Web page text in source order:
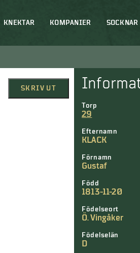
KNEKTAR KOMPANIER SOCKNAR
SKRIV UT
Torp
29
Efternamn
KLACK
Förnamn
Gustaf
Född
1813-11-20
Födelseort
Ö. Vingåker
Födelselän
D